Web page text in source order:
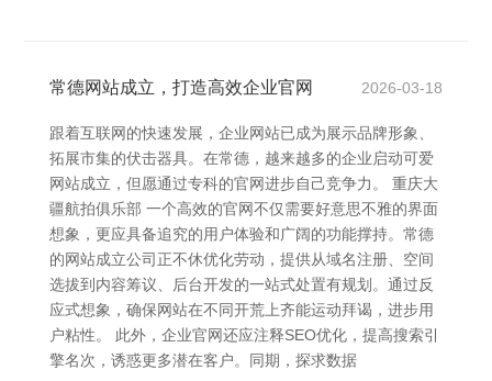
常德网站成立，打造高效企业官网 2026-03-18
跟着互联网的快速发展，企业网站已成为展示品牌形象、
拓展市集的伏击器具。在常德，越来越多的企业启动可爱
网站成立，但愿通过专科的官网进步自己竞争力。 重庆大
疆航拍俱乐部 一个高效的官网不仅需要好意思不雅的界面
想象，更应具备追究的用户体验和广阔的功能撑持。常德
的网站成立公司正不休优化劳动，提供从域名注册、空间
选拔到内容筹议、后台开发的一站式处置有规划。通过反
应式想象，确保网站在不同开荒上齐能运动拜谒，进步用
户粘性。 此外，企业官网还应注释SEO优化，提高搜索引
擎名次，诱惑更多潜在客户。同期，探求数据